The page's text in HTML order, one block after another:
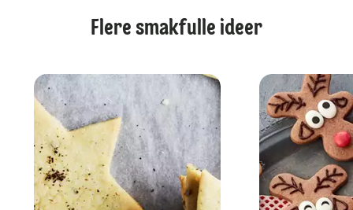
Flere smakfulle ideer